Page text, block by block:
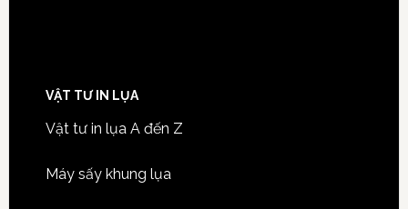
VẬT TƯ IN LỤA
Vật tư in lụa A đến Z
Máy sấy khung lụa